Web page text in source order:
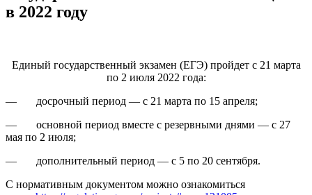
в 2022 году
Единый государственный экзамен (ЕГЭ) пройдет с 21 марта
по 2 июля 2022 года:
— досрочный период — с 21 марта по 15 апреля;
— основной период вместе с резервными днями — с 27
мая по 2 июля;
— дополнительный период — с 5 по 20 сентября.
С нормативным документом можно ознакомиться